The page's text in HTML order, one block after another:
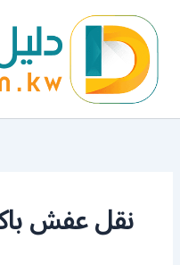
المحتوى
نقل عفش